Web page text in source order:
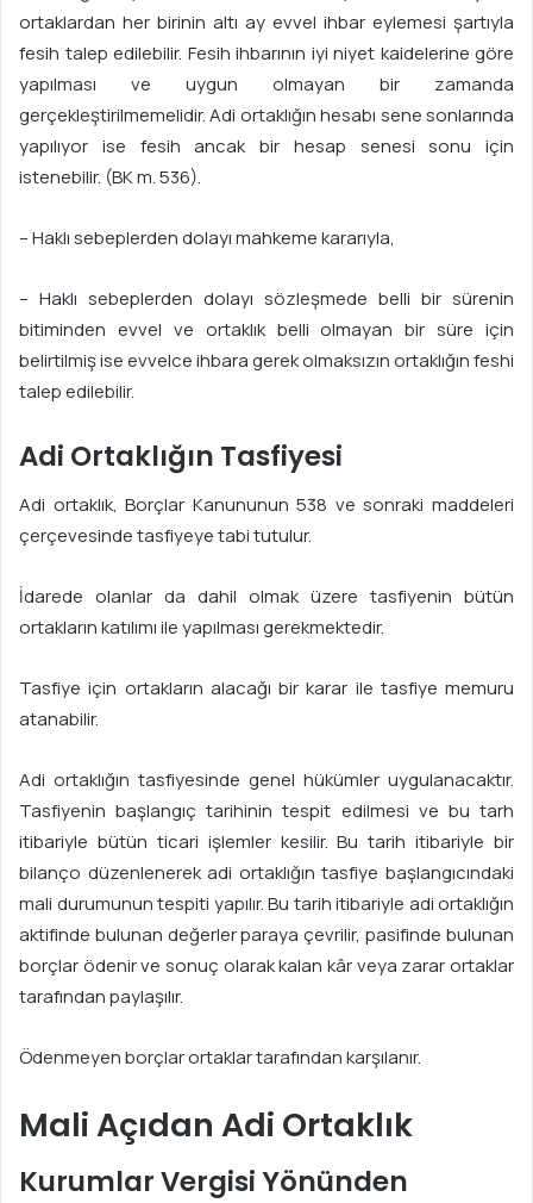
ortaklardan her birinin altı ay evvel ihbar eylemesi şartıyla
fesih talep edilebilir. Fesih ihbarının iyi niyet kaidelerine göre
yapılması ve uygun olmayan bir zamanda
gerçekleştirilmemelidir. Adi ortaklığın hesabı sene sonlarında
yapılıyor ise fesih ancak bir hesap senesi sonu için
istenebilir. (BK m. 536).
– Haklı sebeplerden dolayı mahkeme kararıyla,
– Haklı sebeplerden dolayı sözleşmede belli bir sürenin
bitiminden evvel ve ortaklık belli olmayan bir süre için
belirtilmiş ise evvelce ihbara gerek olmaksızın ortaklığın feshi
talep edilebilir.
Adi Ortaklığın Tasfiyesi
Adi ortaklık, Borçlar Kanununun 538 ve sonraki maddeleri
çerçevesinde tasfiyeye tabi tutulur.
İdarede olanlar da dahil olmak üzere tasfiyenin bütün
ortakların katılımı ile yapılması gerekmektedir.
Tasfiye için ortakların alacağı bir karar ile tasfiye memuru
atanabilir.
Adi ortaklığın tasfiyesinde genel hükümler uygulanacaktır.
Tasfiyenin başlangıç tarihinin tespit edilmesi ve bu tarh
itibariyle bütün ticari işlemler kesilir. Bu tarih itibariyle bir
bilanço düzenlenerek adi ortaklığın tasfiye başlangıcındaki
mali durumunun tespiti yapılır. Bu tarih itibariyle adi ortaklığın
aktifinde bulunan değerler paraya çevrilir, pasifinde bulunan
borçlar ödenir ve sonuç olarak kalan kâr veya zarar ortaklar
tarafından paylaşılır.
Ödenmeyen borçlar ortaklar tarafından karşılanır.
Mali Açıdan Adi Ortaklık
Kurumlar Vergisi Yönünden